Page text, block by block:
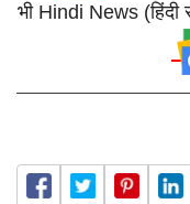
भी Hindi News